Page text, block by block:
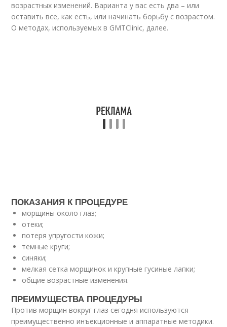
возрастных изменений. Варианта у вас есть два – или
оставить все, как есть, или начинать борьбу с возрастом.
О методах, используемых в GMTClinic, далее.
ПОКАЗАНИЯ К ПРОЦЕДУРЕ
морщины около глаз;
отеки;
потеря упругости кожи;
темные круги;
синяки;
мелкая сетка морщинок и крупные гусиные лапки;
общие возрастные изменения.
ПРЕИМУЩЕСТВА ПРОЦЕДУРЫ
Против морщин вокруг глаз сегодня используются
преимущественно инъекционные и аппаратные методики.